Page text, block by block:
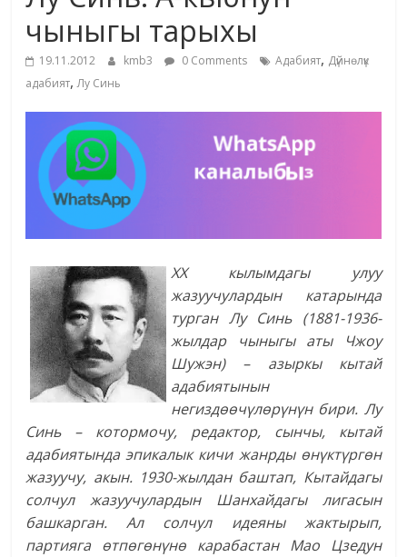
маданияты
жана
адабияты
чыныгы тарыхы
19.11.2012 kmb3 0 Comments Адабият, Дүйнөлүк
адабият,Лу Синь
ХХ кылымдагы улуу
жазуучулардын катарында
турган Лу Синь (1881-1936-
жылдар чыныгы аты Чжоу
Шужэн) – азыркы кытай
адабиятынын
негиздөөчүлөрүнүн бири. Лу
Синь – котормочу, редактор, сынчы, кытай
адабиятында эпикалык кичи жанрды өнүктүргөн
жазуучу, акын. 1930-жылдан баштап, Кытайдагы
солчул жазуучулардын Шанхайдагы лигасын
башкарган. Ал солчул идеяны жактырып,
партияга өтпөгөнүнө карабастан Мао Цзедун